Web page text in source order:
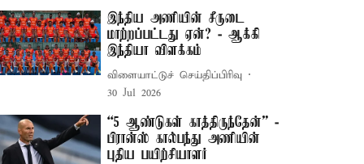
இந்திய அணியின் சீருடை
மாற்றப்பட்டது ஏன்? - ஆக்கி
இந்தியா விளக்கம்
விளையாட்டுச் செய்திப்பிரிவு
30 Jul 2026
“5 ஆண்டுகள் காத்திருந்தேன்” -
பிரான்ஸ் கால்பந்து அணியின்
புதிய பயிற்சியாளர்